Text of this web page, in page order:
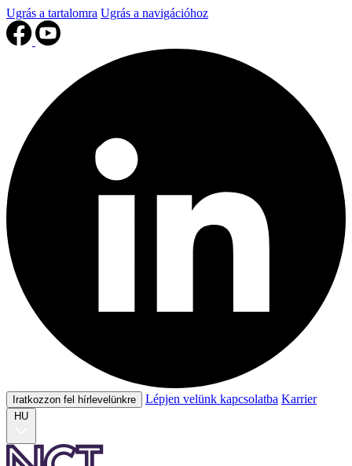
Ugrás a tartalomra Ugrás a navigációhoz
Iratkozzon fel hírlevelünkre Lépjen velünk kapcsolatba Karrier
HU